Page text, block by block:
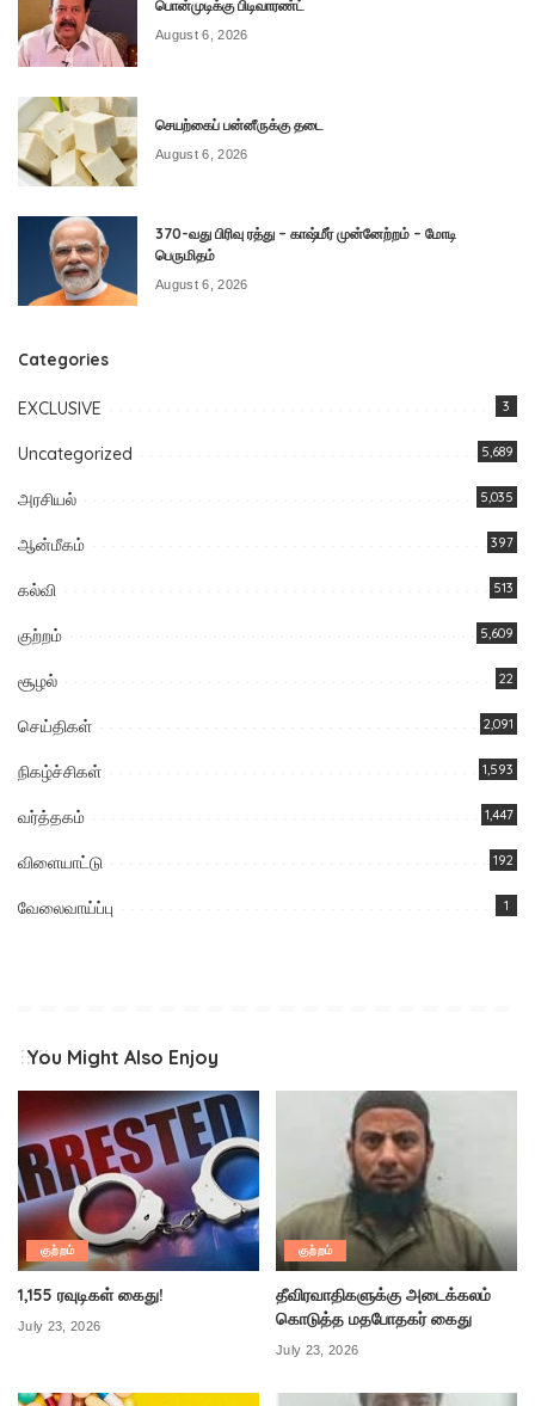
பொன்முடிக்கு பிடிவாரண்ட்
August 6, 2026
செயற்கைப் பன்னீருக்கு தடை
August 6, 2026
370-வது பிரிவு ரத்து – காஷ்மீர் முன்னேற்றம் – மோடி
பெருமிதம்
August 6, 2026
Categories
EXCLUSIVE 3
Uncategorized 5,689
அரசியல் 5,035
ஆன்மீகம் 397
கல்வி 513
குற்றம் 5,609
சூழல் 22
செய்திகள் 2,091
நிகழ்ச்சிகள் 1,593
வர்த்தகம் 1,447
விளையாட்டு 192
வேலைவாய்ப்பு 1
You Might Also Enjoy
குற்றம்
1,155 ரவுடிகள் கைது!
July 23, 2026
குற்றம்
தீவிரவாதிகளுக்கு அடைக்கலம்
கொடுத்த மதபோதகர் கைது
July 23, 2026